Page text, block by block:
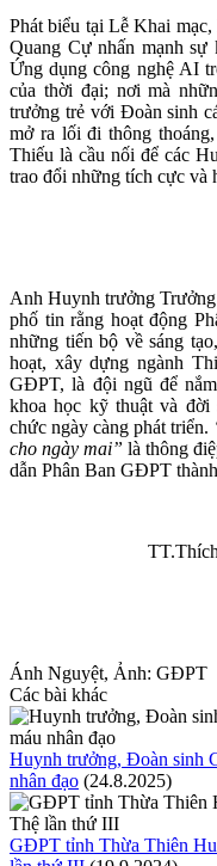
Phát biểu tại Lễ Khai
Quang Cự nhấn mạnh sự
Ứng dụng công nghệ AI
của thời đại; nơi mà
trưởng trẻ với Đoàn sinh
mở ra lối đi thông
Thiếu là cầu nối để các
trao đổi những tích cực và
Anh Huynh trưởng
phố tin rằng hoạt động
những tiến bộ về sáng
hoạt, xây dựng ngành
GĐPT, là đội ngũ để
khoa học kỹ thuật và
chức ngày càng phát triển.
cho ngày mai” là thông
dẫn Phân Ban GĐPT
Ánh Nguyệt, Ảnh: GĐPT
Các bài khác
Huynh trưởng, Đoàn sinh
nhân đạo (24.8.2025)
GĐPT tỉnh Thừa Thiên